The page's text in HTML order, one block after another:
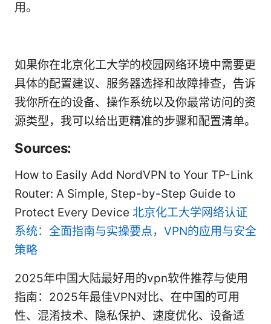
用。
如果你在北京化工大学的校园网络环境中需要更
具体的配置建议、服务器选择和故障排查，告诉
我你所在的设备、操作系统以及你最常访问的资
源类型，我可以给出更精准的步骤和配置清单。
Sources:
How to Easily Add NordVPN to Your TP-Link
Router: A Simple, Step-by-Step Guide to
Protect Every Device 北京化工大学网络认证
系统：全面指南与实操要点，VPN的应用与安全
策略
2025年中国大陆最好用的vpn软件推荐与使用
指南：2025年最佳VPN对比、在中国的可用
性、混淆技术、隐私保护、速度优化、设备适